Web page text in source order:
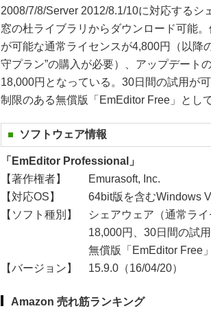
2008/7/8/Server 2012/8.1/10に対応する
窓の杜ライブラリからダウンロード可能
が可能な通常ライセンスが4,800円（以降
守プラン”の購入が必要）、アップデート
18,000円となっている。30日間の試用が
制限のある無償版「EmEditor Free」とし
ソフトウェア情報
「EmEditor Professional」
【著作権者】
Emurasoft, Inc.
【対応OS】
64bit版を含むWindows
【ソフト種別】
シェアウェア（通常ラ
18,000円、30日間の試
無償版「EmEditor Free
【バージョン】
15.9.0（16/04/20）
Amazon 売れ筋ランキング